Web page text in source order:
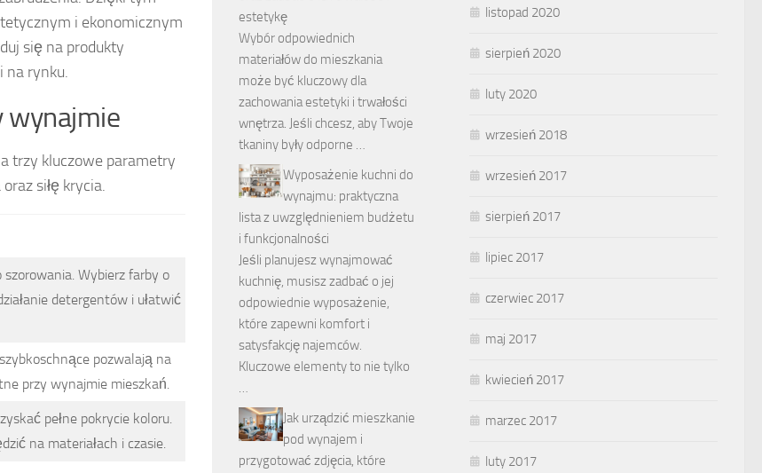
i ekonomicznym
się na produkty
na rynku.
wynajmie
trzy kluczowe parametry
siłę krycia.
Wybierz farby o
detergentów i ułatwić
pozwalają na
przy wynajmie mieszkań.
pełne pokrycie koloru.
na materiałach i czasie.
listopad 2020
sierpień 2020
luty 2020
wrzesień 2018
wrzesień 2017
sierpień 2017
lipiec 2017
czerwiec 2017
maj 2017
kwiecień 2017
marzec 2017
luty 2017
estetykę
Wybór odpowiednich
materiałów do mieszkania
może być kluczowy dla
zachowania estetyki i trwałości
wnętrza. Jeśli chcesz, aby Twoje
tkaniny były odporne …
Wyposażenie kuchni do
wynajmu: praktyczna
lista z uwzględnieniem budżetu
i funkcjonalności
Jeśli planujesz wynajmować
kuchnię, musisz zadbać o jej
odpowiednie wyposażenie,
które zapewni komfort i
satysfakcję najemców.
Kluczowe elementy to nie tylko
…
Jak urządzić mieszkanie
pod wynajem i
przygotować zdjęcia, które